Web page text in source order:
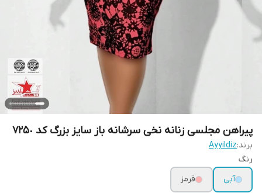
پیراهن مجلسی زنانه نخی سرشانه باز سایز بزرگ کد ٧٢۵٠
برند:Ayyildiz
رنگ
آبی
قرمز